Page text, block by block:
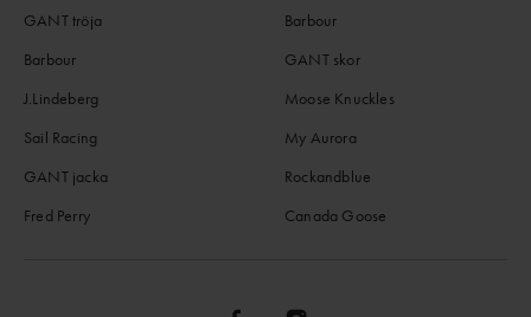
GANT tröja
Barbour
J.Lindeberg
Sail Racing
GANT jacka
Fred Perry
Barbour
GANT skor
Moose Knuckles
My Aurora
Rockandblue
Canada Goose